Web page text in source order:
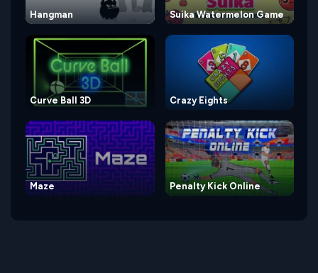
Hangman Suika Watermelon Game
Curve Ball 3D Crazy Eights
Maze Penalty Kick Online